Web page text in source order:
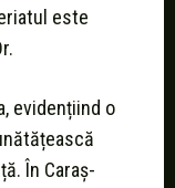
este
evidențiind o
În Caraș-